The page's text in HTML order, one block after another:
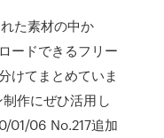
た素材の中か
ードできるフリー
けてまとめていま
作にぜひ活用し
01/06 No.217追加